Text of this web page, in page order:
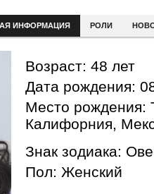
ИНФОРМАЦИЯ РОЛИ
Возраст: 48 лет
Дата рождения:
Место рождения:
Калифорния,
Знак зодиака:
Пол: Женский